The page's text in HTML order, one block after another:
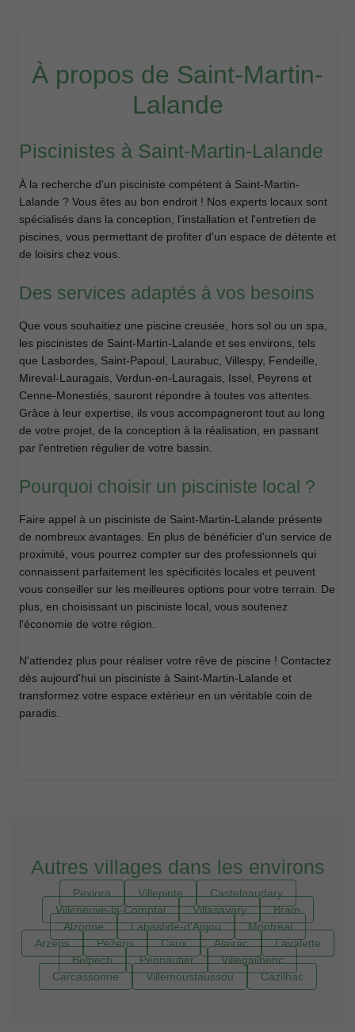
À propos de Saint-Martin-
Lalande
Piscinistes à Saint-Martin-Lalande
À la recherche d'un pisciniste compétent à Saint-Martin-
Lalande ? Vous êtes au bon endroit ! Nos experts locaux sont
spécialisés dans la conception, l'installation et l'entretien de
piscines, vous permettant de profiter d'un espace de détente et
de loisirs chez vous.
Des services adaptés à vos besoins
Que vous souhaitiez une piscine creusée, hors sol ou un spa,
les piscinistes de Saint-Martin-Lalande et ses environs, tels
que Lasbordes, Saint-Papoul, Laurabuc, Villespy, Fendeille,
Mireval-Lauragais, Verdun-en-Lauragais, Issel, Peyrens et
Cenne-Monestiés, sauront répondre à toutes vos attentes.
Grâce à leur expertise, ils vous accompagneront tout au long
de votre projet, de la conception à la réalisation, en passant
par l'entretien régulier de votre bassin.
Pourquoi choisir un pisciniste local ?
Faire appel à un pisciniste de Saint-Martin-Lalande présente
de nombreux avantages. En plus de bénéficier d'un service de
proximité, vous pourrez compter sur des professionnels qui
connaissent parfaitement les spécificités locales et peuvent
vous conseiller sur les meilleures options pour votre terrain. De
plus, en choisissant un pisciniste local, vous soutenez
l'économie de votre région.
N'attendez plus pour réaliser votre rêve de piscine ! Contactez
dès aujourd'hui un pisciniste à Saint-Martin-Lalande et
transformez votre espace extérieur en un véritable coin de
paradis.
Autres villages dans les environs
Pexiora Villepinte
Castelnaudary
Villeneuve-la-Comptal
Villasavary
Bram
Alzonne
Labastide-d'Anjou
Montréal
Arzens
Pezens Caux Alairac
Lavalette
Belpech
Pennautier
Villegailhenc
Carcassonne
Villemoustaussou Cazilhac